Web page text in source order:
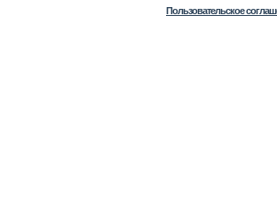
Пользовательское